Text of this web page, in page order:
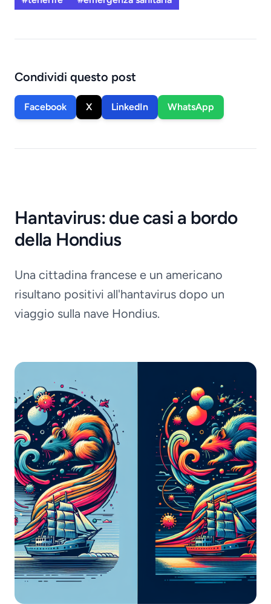
Condividi questo post
Facebook X LinkedIn WhatsApp
Hantavirus: due casi a bordo
della Hondius
Una cittadina francese e un americano
risultano positivi all'hantavirus dopo un
viaggio sulla nave Hondius.